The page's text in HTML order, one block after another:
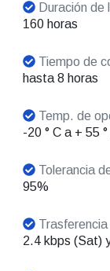
Duración de
160 horas
Tiempo de
hasta 8 horas
Temp. de
-20 ° C a + 55 °
Tolerancia
95%
Trasferencia
2.4 kbps (Sat)